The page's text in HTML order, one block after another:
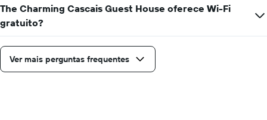
The Charming Cascais Guest House oferece Wi-Fi
gratuito?
Ver mais perguntas frequentes